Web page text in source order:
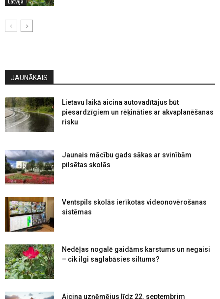
Latvijā
JAUNĀKAIS
Lietavu laikā aicina autovadītājus būt
piesardzīgiem un rēķināties ar akvaplanēšanas
risku
Jaunais mācību gads sākas ar svinībām
pilsētas skolās
Ventspils skolās ierīkotas videonovērošanas
sistēmas
Nedēļas nogalē gaidāms karstums un negaisi
– cik ilgi saglabāsies siltums?
Aicina uzņēmējus līdz 22. septembrim